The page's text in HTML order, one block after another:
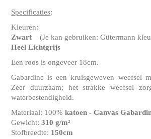
Specificaties:
Kleuren:
Zwart (Je kan gebruiken: Gütermann
Heel Lichtgrijs
Een roos is ongeveer 18cm.
Gabardine is een kruisgeweven weefsel
Zeer duurzaam; het strakke weefsel
waterbestendigheid.
Materiaal: 100%katoen - Canvas
Gewicht:310 g/m²
Stofbreedte: 150cm